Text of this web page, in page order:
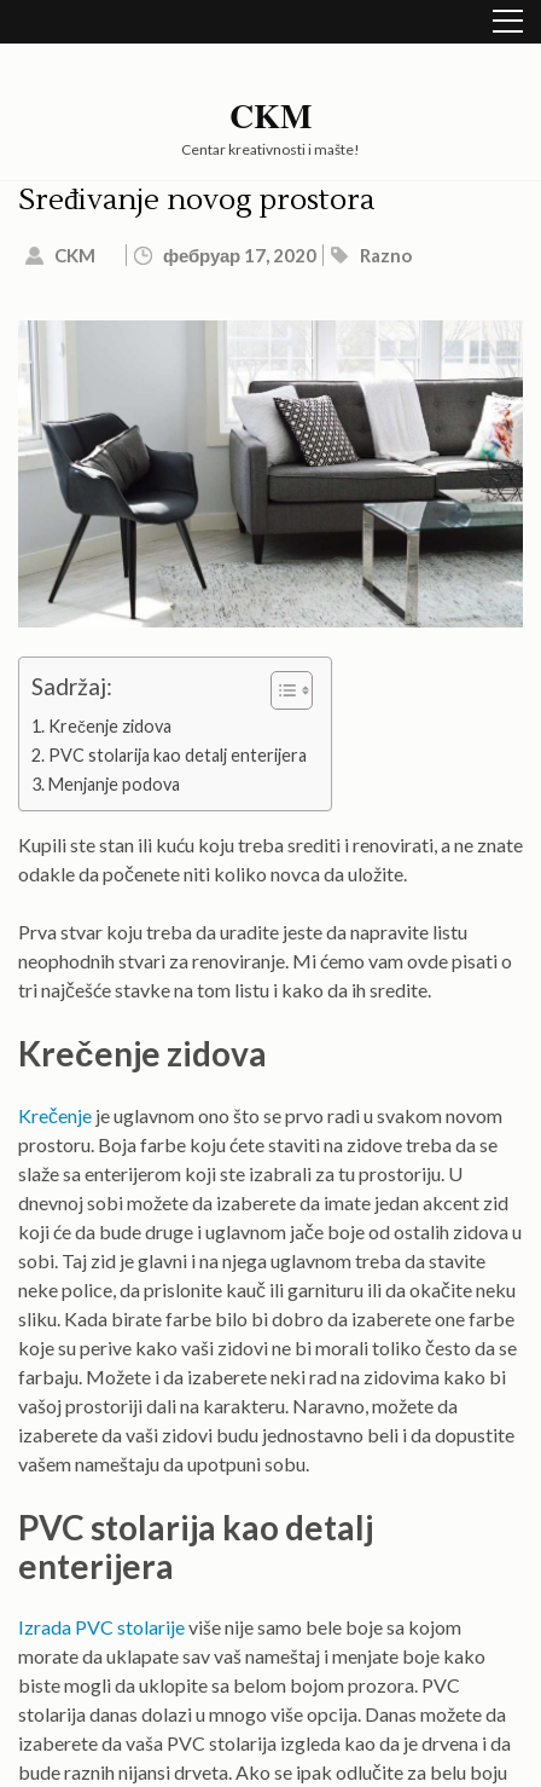
to
CKM
Centar kreativnosti i mašte!
Sređivanje novog prostora
CKM фебруар 17, 2020 Razno
Sadržaj:
Krečenje zidova
PVC stolarija kao detalj enterijera
Menjanje podova
Kupili ste stan ili kuću koju treba srediti i renovirati, a ne znate
odakle da počenete niti koliko novca da uložite.
Prva stvar koju treba da uradite jeste da napravite listu
neophodnih stvari za renoviranje. Mi ćemo vam ovde pisati o
tri najčešće stavke na tom listu i kako da ih sredite.
Krečenje zidova
Krečenje je uglavnom ono što se prvo radi u svakom novom
prostoru. Boja farbe koju ćete staviti na zidove treba da se
slaže sa enterijerom koji ste izabrali za tu prostoriju. U
dnevnoj sobi možete da izaberete da imate jedan akcent zid
koji će da bude druge i uglavnom jače boje od ostalih zidova u
sobi. Taj zid je glavni i na njega uglavnom treba da stavite
neke police, da prislonite kauč ili garnituru ili da okačite neku
sliku. Kada birate farbe bilo bi dobro da izaberete one farbe
koje su perive kako vaši zidovi ne bi morali toliko često da se
farbaju. Možete i da izaberete neki rad na zidovima kako bi
vašoj prostoriji dali na karakteru. Naravno, možete da
izaberete da vaši zidovi budu jednostavno beli i da dopustite
vašem nameštaju da upotpuni sobu.
PVC stolarija kao detalj
enterijera
Izrada PVC stolarijeviše nije samo bele boje sa kojom
morate da uklapate sav vaš nameštaj i menjate boje kako
biste mogli da uklopite sa belom bojom prozora. PVC
stolarija danas dolazi u mnogo više opcija. Danas možete da
izaberete da vaša PVC stolarija izgleda kao da je drvena i da
bude raznih nijansi drveta. Ako se ipak odlučite za belu boju